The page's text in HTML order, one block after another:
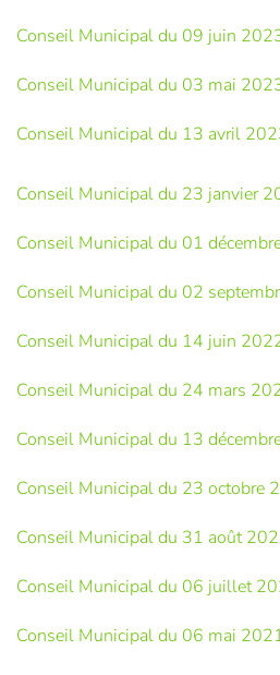
Conseil Municipal du 09 juin
Conseil Municipal du 03 mai
Conseil Municipal du 13 avril
Conseil Municipal du 23 janvier
Conseil Municipal du 01
Conseil Municipal du 02
Conseil Municipal du 14 juin
Conseil Municipal du 24 mars
Conseil Municipal du 13
Conseil Municipal du 23 octobre
Conseil Municipal du 31 août
Conseil Municipal du 06 juillet
Conseil Municipal du 06 mai